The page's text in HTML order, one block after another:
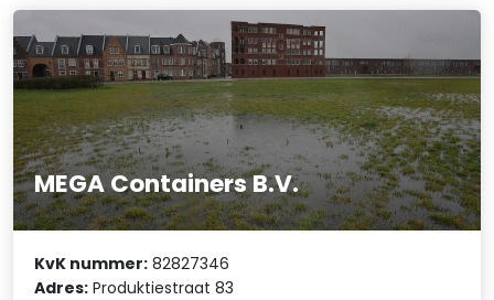
MEGA Containers B.V.
KvK nummer: 82827346
Adres: Produktiestraat 83